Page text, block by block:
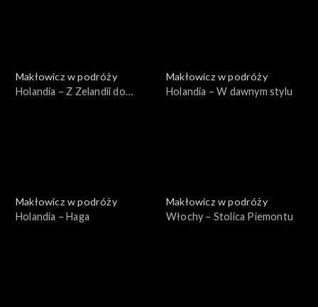
Makłowicz w podróży
Holandia – Z Zelandii do
Makłowicz w podróży
Holandia – W dawnym stylu
Makłowicz w podróży
Holandia – Haga
Makłowicz w podróży
Włochy – Stolica Piemontu